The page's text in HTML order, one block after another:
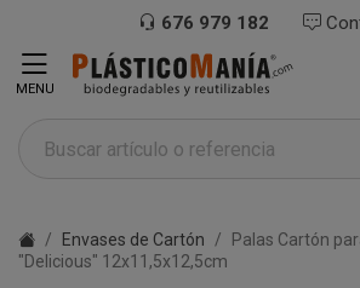
676 979 182
MENU
Envases de Cartón
Palas Cartón
"Delicious" 12x11,5x12,5cm